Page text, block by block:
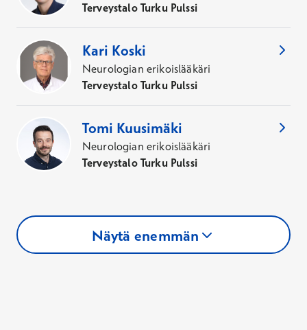
Terveystalo Turku Pulssi
Kari Koski
Neurologian erikoislääkäri
Terveystalo Turku Pulssi
Tomi Kuusimäki
Neurologian erikoislääkäri
Terveystalo Turku Pulssi
Näytä enemmän